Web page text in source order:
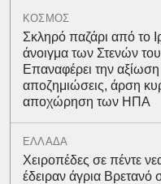
ΚΟΣΜΟΣ
Σκληρό παζάρι από το
άνοιγμα των Στενών
Επαναφέρει την αξίωση
αποζημιώσεις, άρση
αποχώρηση των ΗΠΑ
ΕΛΛΑΔΑ
Χειροπέδες σε πέντε
έδειραν άγρια Βρετανό